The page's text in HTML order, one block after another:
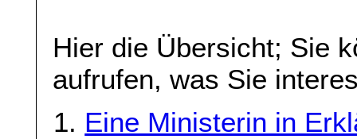
Hier die Übersicht; Sie
aufrufen, was Sie
Eine Ministerin in